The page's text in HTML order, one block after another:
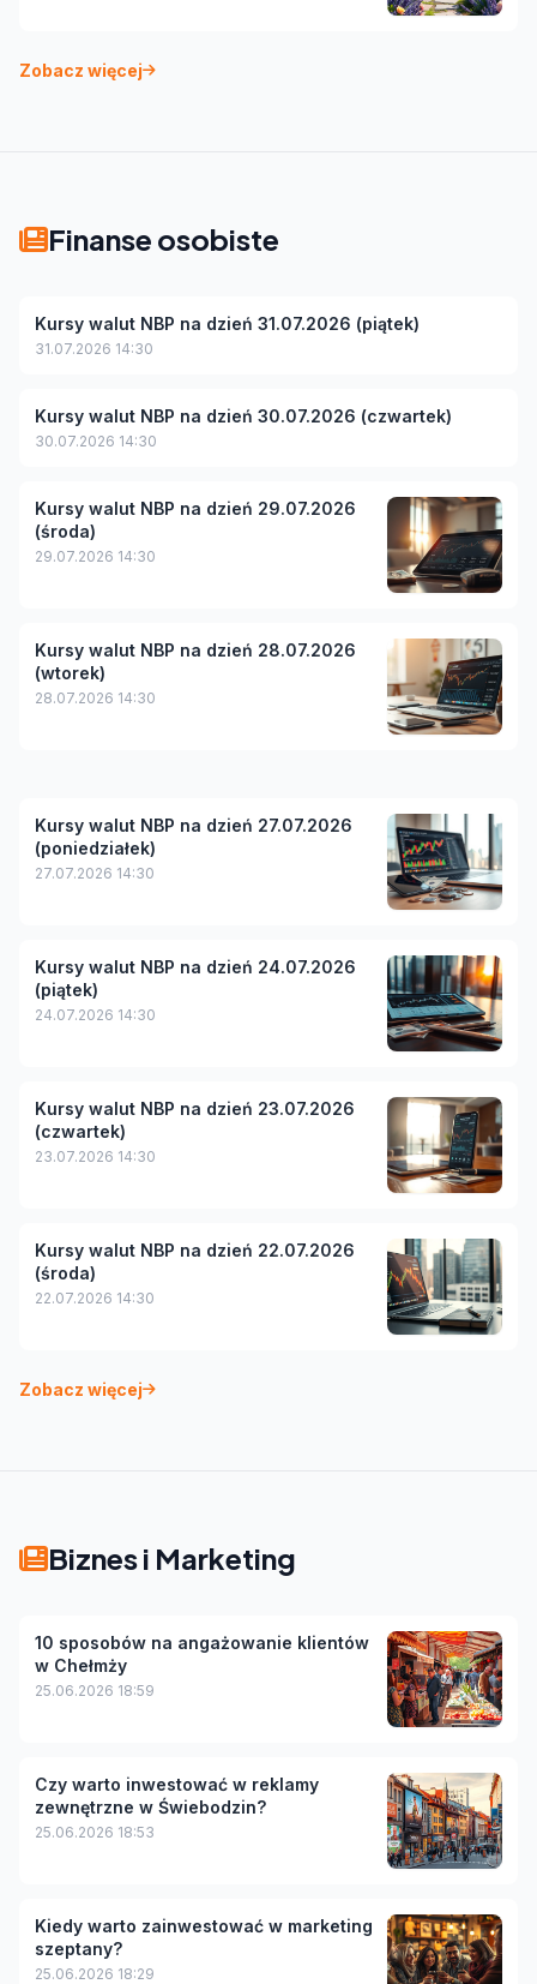
Zobacz więcej
Finanse osobiste
Kursy walut NBP na dzień 31.07.2026 (piątek)
31.07.2026 14:30
Kursy walut NBP na dzień 30.07.2026 (czwartek)
30.07.2026 14:30
Kursy walut NBP na dzień 29.07.2026
(środa)
29.07.2026 14:30
Kursy walut NBP na dzień 28.07.2026
(wtorek)
28.07.2026 14:30
Kursy walut NBP na dzień 27.07.2026
(poniedziałek)
27.07.2026 14:30
Kursy walut NBP na dzień 24.07.2026
(piątek)
24.07.2026 14:30
Kursy walut NBP na dzień 23.07.2026
(czwartek)
23.07.2026 14:30
Kursy walut NBP na dzień 22.07.2026
(środa)
22.07.2026 14:30
Zobacz więcej
Biznes i Marketing
10 sposobów na angażowanie klientów
w Chełmży
25.06.2026 18:59
Czy warto inwestować w reklamy
zewnętrzne w Świebodzin?
25.06.2026 18:53
Kiedy warto zainwestować w marketing
szeptany?
25.06.2026 18:29